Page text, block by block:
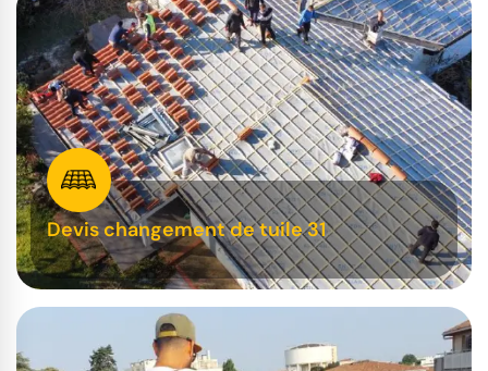
Devis changement de tuile 31